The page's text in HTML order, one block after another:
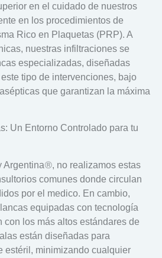
en el cuidado de nuestros
en los procedimientos de
Rico en Plaquetas (PRP). A
nuestras infiltraciones se
especializadas, diseñadas
tipo de intervenciones, bajo
que garantizan la máxima
Un Entorno Controlado para tu
Argentina®, no realizamos estas
comunes donde circulan
por el medico. En cambio,
equipadas con tecnología
con los más altos estándares de
están diseñadas para
estéril, minimizando cualquier